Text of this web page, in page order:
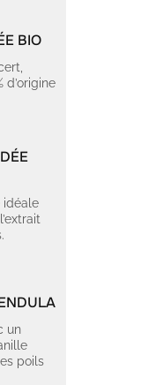
BIO
d’origine
idéale
un
poils